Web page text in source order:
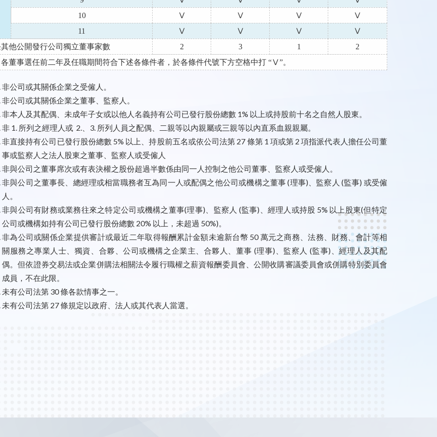
10
Ⅴ Ⅴ Ⅴ
Ⅴ
11
Ⅴ Ⅴ Ⅴ
Ⅴ
他公開發行公司獨立董事家數
2 3 1
2
董事選任前二年及任職期間符合下述各條件者，於各條件代號下方空格中打 “Ⅴ”。
非公司或其關係企業之受僱人。
非公司或其關係企業之董事、監察人。
非本人及其配偶、未成年子女或以他人名義持有公司已發行股份總數 1% 以上或持股前十名之自然人股東。
非 1. 所列之經理人或 2.、3. 所列人員之配偶、二親等以內親屬或三親等以內直系血親親屬。
非直接持有公司已發行股份總數 5% 以上、持股前五名或依公司法第 27 條第 1 項或第 2 項指派代表人擔任公司董
事或監察人之法人股東之董事、監察人或受僱人
非與公司之董事席次或有表決權之股份超過半數係由同一人控制之他公司董事、監察人或受僱人。
非與公司之董事長、總經理或相當職務者互為同一人或配偶之他公司或機構之董事 (理事)、監察人 (監事) 或受僱
人。
非與公司有財務或業務往來之特定公司或機構之董事(理事)、監察人 (監事)、經理人或持股 5% 以上股東(但特定
公司或機構如持有公司已發行股份總數 20% 以上，未超過 50%)。
非為公司或關係企業提供審計或最近二年取得報酬累計金額未逾新台幣 50 萬元之商務、法務、財務、會計等相
關服務之專業人士、獨資、合夥、公司或機構之企業主、合夥人、董事 (理事)、監察人 (監事)、經理人及其配
偶。但依證券交易法或企業併購法相關法令履行職權之薪資報酬委員會、公開收購審議委員會或併購特別委員會
成員，不在此限。
未有公司法第 30 條各款情事之一。
未有公司法第 27 條規定以政府、法人或其代表人當選。